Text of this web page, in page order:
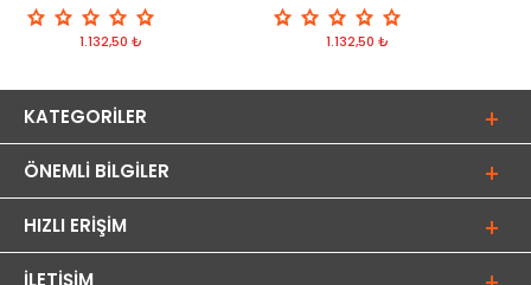
1.132,50 ₺ 1.132,50 ₺
KATEGORILER
ÖNEMLI BILGILER
HIZLI ERIŞIM
İLETIŞIM